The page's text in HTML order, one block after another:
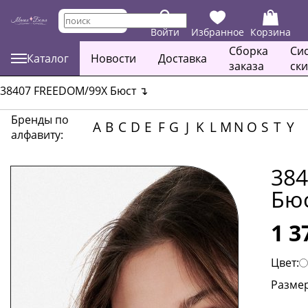
Войти Избранное Корзина
Каталог Новости Доставка
Сборка
заказа
38407 FREEDOM/99X Бюст ↴
Бренды по
алфавиту:
A B C D E F G J K L MN O S T Y
1
Цвет: